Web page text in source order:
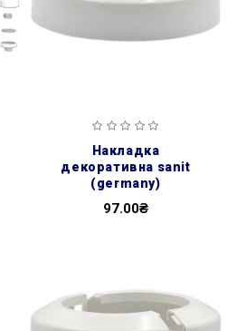
накладка
декоративна sanit
(germany)
97.00₴